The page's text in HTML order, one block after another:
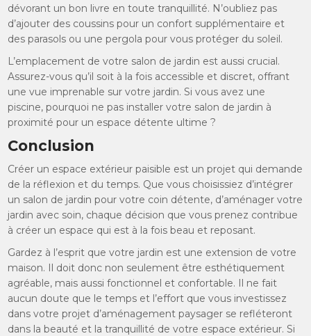
dévorant un bon livre en toute tranquillité. N’oubliez pas
d’ajouter des coussins pour un confort supplémentaire et
des parasols ou une pergola pour vous protéger du soleil.
L’emplacement de votre salon de jardin est aussi crucial.
Assurez-vous qu’il soit à la fois accessible et discret, offrant
une vue imprenable sur votre jardin. Si vous avez une
piscine, pourquoi ne pas installer votre salon de jardin à
proximité pour un espace détente ultime ?
Conclusion
Créer un espace extérieur paisible est un projet qui demande
de la réflexion et du temps. Que vous choisissiez d’intégrer
un salon de jardin pour votre coin détente, d’aménager votre
jardin avec soin, chaque décision que vous prenez contribue
à créer un espace qui est à la fois beau et reposant.
Gardez à l’esprit que votre jardin est une extension de votre
maison. Il doit donc non seulement être esthétiquement
agréable, mais aussi fonctionnel et confortable. Il ne fait
aucun doute que le temps et l’effort que vous investissez
dans votre projet d’aménagement paysager se refléteront
dans la beauté et la tranquillité de votre espace extérieur. Si